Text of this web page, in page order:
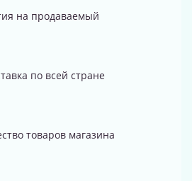
на продаваемый
по всей стране
товаров магазина